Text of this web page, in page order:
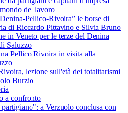
del lavoro
Pellico-Rivoira” le borse di
di Riccardo Pittavino e Silvia Bruno
in Veneto per le terze del Denina
Saluzzo
Pellico Rivoira in visita alla
lezione sull'età dei totalitarismi
Burzio
a confronto
a Verzuolo conclusa con